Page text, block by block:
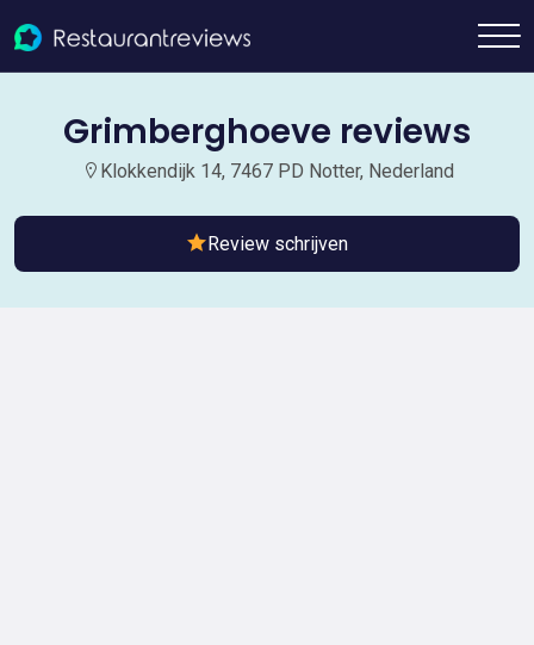
Grimberghoeve reviews
Klokkendijk 14, 7467 PD Notter, Nederland
Review schrijven